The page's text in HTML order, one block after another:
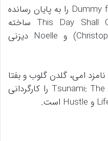
او تازه فیلم‌برداری کمدی Dummy for Quibi‌ را به پایان رسانده
و امسال پاییز در فیلم This Day Shall Come ساخته
کریستوفر موریس (Christopher Morris) و Noelle دیزنی
نامزد امی، گلدن گلوب و بفتا
است و مینی سریال Tsunami: The Aftermath را کارگردانی